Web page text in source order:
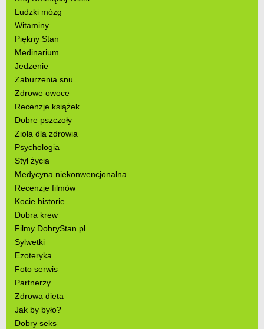
Ludzki mózg
Witaminy
Piękny Stan
Medinarium
Jedzenie
Zaburzenia snu
Zdrowe owoce
Recenzje książek
Dobre pszczoły
Zioła dla zdrowia
Psychologia
Styl życia
Medycyna niekonwencjonalna
Recenzje filmów
Kocie historie
Dobra krew
Filmy DobryStan.pl
Sylwetki
Ezoteryka
Foto serwis
Partnerzy
Zdrowa dieta
Jak by było?
Dobry seks